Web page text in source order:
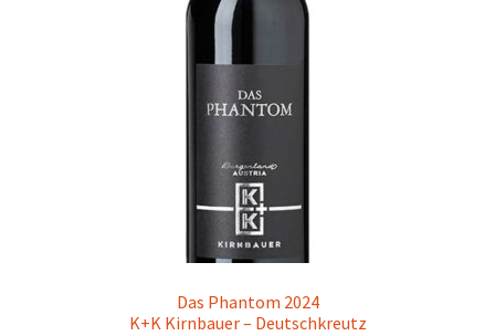
Das Phantom 2024
K+K Kirnbauer – Deutschkreutz